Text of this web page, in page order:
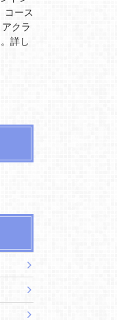
コース
クラ
詳し